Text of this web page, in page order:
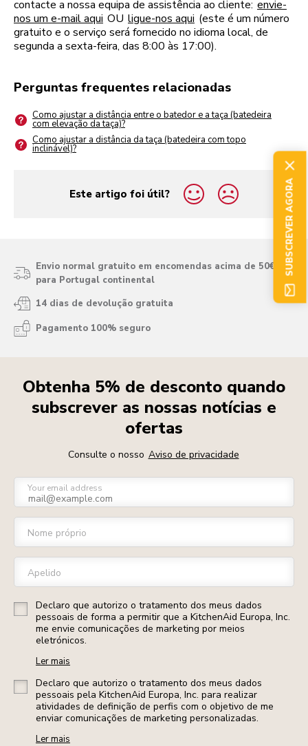
contacte a nossa equipa de assistência ao cliente: envie-
nos um e-mail aqui OU ligue-nos aqui (este é um número
gratuito e o serviço será fornecido no idioma local, de
segunda a sexta-feira, das 8:00 às 17:00).
Perguntas frequentes relacionadas
Como ajustar a distância entre o batedor e a taça (batedeira
com elevação da taça)?
Como ajustar a distância da taça (batedeira com topo
inclinável)?
Este artigo foi útil?
yes
no
Envio normal gratuito em encomendas acima de 50€
para Portugal continental
14 dias de devolução gratuita
Pagamento 100% seguro
Obtenha 5% de desconto quando
subscrever as nossas notícias e
ofertas
Consulte o nosso Aviso de privacidade
Your email address
Nome próprio
Apelido
Declaro que autorizo o tratamento dos meus dados
pessoais de forma a permitir que a KitchenAid Europa, Inc.
me envie comunicações de marketing por meios
eletrónicos.
Ler mais
Declaro que autorizo o tratamento dos meus dados
pessoais pela KitchenAid Europa, Inc. para realizar
atividades de definição de perfis com o objetivo de me
enviar comunicações de marketing personalizadas.
Ler mais
SUBSCREVER AGORA